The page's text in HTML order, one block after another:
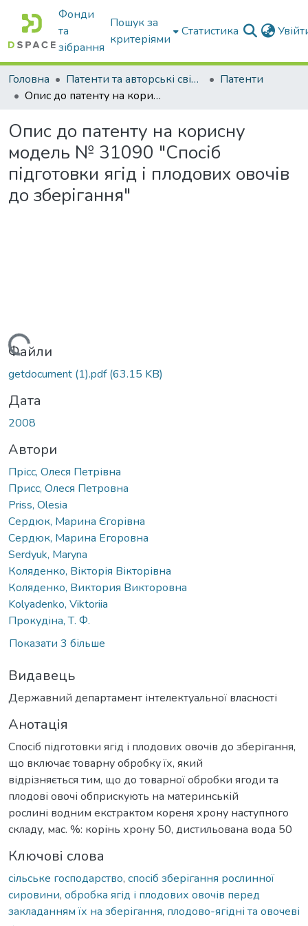
Фонди
та
зібрання
Пошук за
критеріями
Статистика
Головна Патенти та авторські свідоцтва
Патенти
Опис до патенту на корисну модель № 31090 "Спосіб підготовки ягід і плодових овочів до зберігання"
Опис до патенту на корисну
модель № 31090 "Спосіб
підготовки ягід і плодових овочів
до зберігання"
Вантажиться...
Файли
getdocument (1).pdf(63.15 KB)
Дата
2008
Автори
Прісс, Олеся Петрівна
Присс, Олеся Петровна
Priss, Оlesia
Сердюк, Марина Єгорівна
Сердюк, Марина Егоровна
Serdyuk, Maryna
Коляденко, Вікторія Вікторівна
Коляденко, Виктория Викторовна
Kolyadenko, Viktoriia
Прокудіна, Т. Ф.
Показати 3 більше
Видавець
Державний департамент інтелектуальної власності
Анотація
Спосіб підготовки ягід і плодових овочів до зберігання,
що включає товарну обробку їх, який
відрізняється тим, що до товарної обробки ягоди та
плодові овочі обприскують на материнській
рослині водним екстрактом кореня хрону наступного
складу, мас. %: корінь хрону 50, дистильована вода 50
Ключові слова
сільське господарство, спосіб зберігання рослинної
сировини, обробка ягід і плодових овочів перед
закладанням їх на зберігання, плодово-ягідні та овочеві